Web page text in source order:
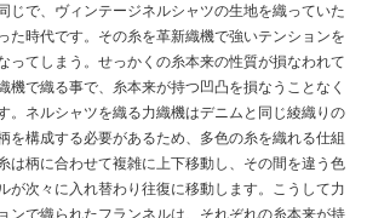
じで、ヴィンテージネルシャツの生地を織っていた
た時代です。その糸を革新織機で強いテンションを
ってしまう。せっかくの糸本来の性質が損なわれて
機で織る事で、糸本来が持つ凹凸を損なうことなく
。ネルシャツを織る力織機はデニムと同じ綾織りの
を構成する必要があるため、多色の糸を織れる仕組
は柄に合わせて複雑に上下移動し、その間を違う色
が次々に入れ替わり往復に移動します。こうして力
ンで織られたフランネルは、それぞれの糸本来が持